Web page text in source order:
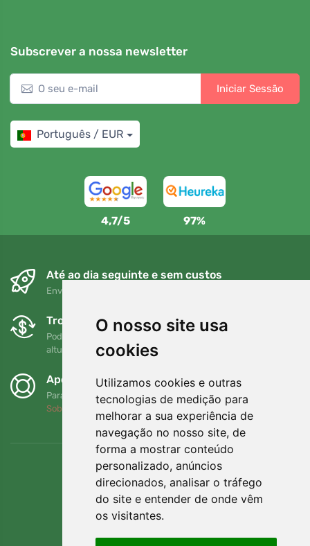
O nosso site usa
cookies
Utilizamos cookies e outras
tecnologias de medição para
melhorar a sua experiência de
navegação no nosso site, de
forma a mostrar conteúdo
personalizado, anúncios
direcionados, analisar o tráfego
do site e entender de onde vêm
os visitantes.
Subscrever a nossa newsletter
Iniciar Sessão
Português / EUR
4,7/5 97%
Até ao dia seguinte e sem custos
Envio gratuito para encomendas superiores a 80 EUR
Trocas e devoluções gratuitas
Pode devolver ou trocar a sua encomenda em qualquer
altura no prazo de 90 dias
Apoiamos a Trees.org
Para cada encomenda plantamos uma árvore! Leia mais
Sobre nós